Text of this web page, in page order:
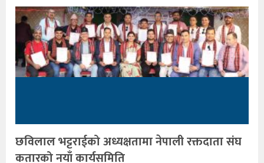
छविलाल भट्टराईको अध्यक्षतामा नेपाली रक्तदाता संघ
कतारको नयाँ कार्यसमिति